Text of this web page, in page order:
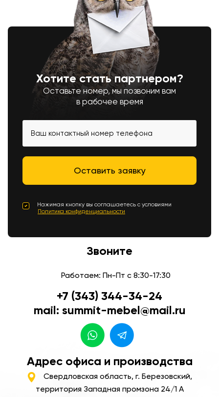
Хотите стать партнером?
Оставьте номер, мы позвоним вам
в рабочее время
Нажимая кнопку вы соглашаетесь с условиями
Политика конфиденциальности
Звоните
Работаем: Пн-Пт с 8:30-17:30
+7 (343) 344-34-24
mail: summit-mebel@mail.ru
Адрес офиса и производства
Свердловская область, г. Березовский,
территория Западная промзона 24/1 А